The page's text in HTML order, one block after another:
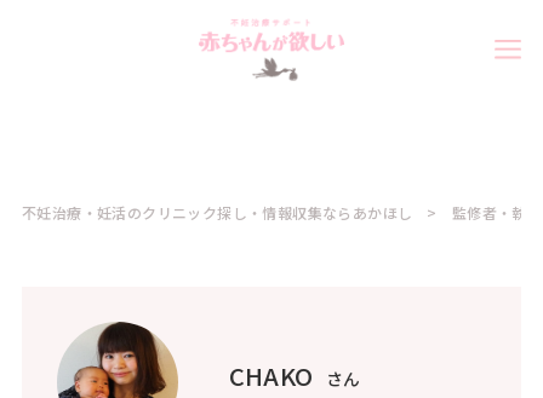
不妊治療・妊活のクリニック探し・情報収集ならあかほし 監修者・執
CHAKO さん